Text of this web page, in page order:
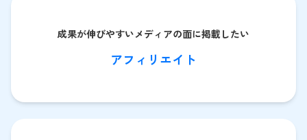
成果が伸びやすいメディアの面に掲載したい
アフィリエイト